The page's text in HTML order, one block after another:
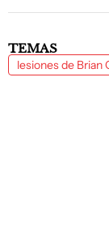
TEMAS
lesiones de Brian